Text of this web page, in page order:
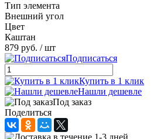
Тип элемента
Внешний угол
Цвет
Каштан
879 руб. / шт
Подписаться
Купить в 1 клик
Нашли дешевле
Под заказ
Поделиться